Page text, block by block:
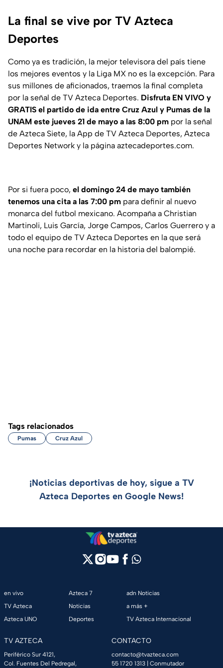
La final se vive por TV Azteca
Deportes
Como ya es tradición, la mejor televisora del país tiene
los mejores eventos y la Liga MX no es la excepción. Para
sus millones de aficionados, traemos la final completa
por la señal de TV Azteca Deportes. Disfruta EN VIVO y
GRATIS el partido de ida entre Cruz Azul y Pumas de la
UNAM este jueves 21 de mayo a las 8:00 pm por la señal
de Azteca Siete, la App de TV Azteca Deportes, Azteca
Deportes Network y la página aztecadeportes.com.
Por si fuera poco, el domingo 24 de mayo también
tenemos una cita a las 7:00 pm para definir al nuevo
monarca del futbol mexicano. Acompaña a Christian
Martinoli, Luis García, Jorge Campos, Carlos Guerrero y a
todo el equipo de TV Azteca Deportes en la que será
una noche para recordar en la historia del balompié.
Tags relacionados
Pumas Cruz Azul
¡Noticias deportivas de hoy, sigue a TV
Azteca Deportes en Google News!
en vivo
TV Azteca
Azteca UNO
Azteca 7
Noticias
Deportes
adn Noticias
a más +
TV Azteca Internacional
TV AZTECA
Periférico Sur 4121,
Col. Fuentes Del Pedregal,
CONTACTO
contacto@tvazteca.com
55 1720 1313 | Conmutador